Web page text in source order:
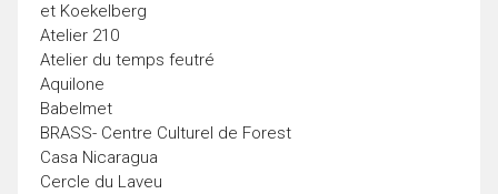
et Koekelberg
Atelier 210
Atelier du temps feutré
Aquilone
Babelmet
BRASS- Centre Culturel de Forest
Casa Nicaragua
Cercle du Laveu